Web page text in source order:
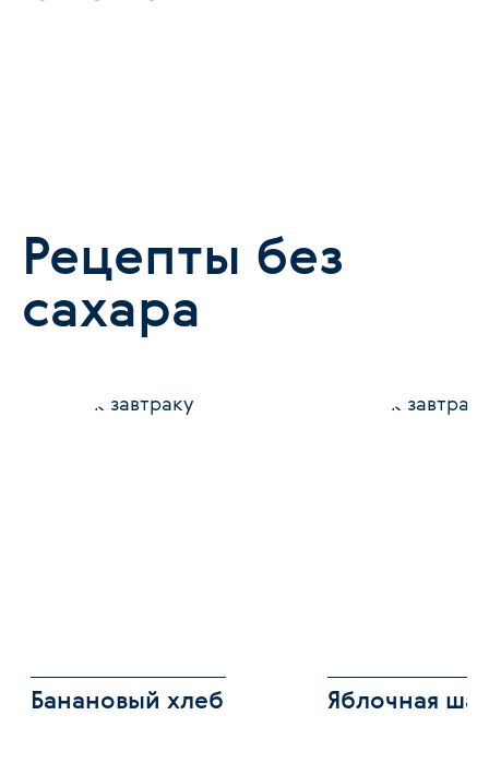
Рецепты без
сахара
Банановый хлеб Яблочная